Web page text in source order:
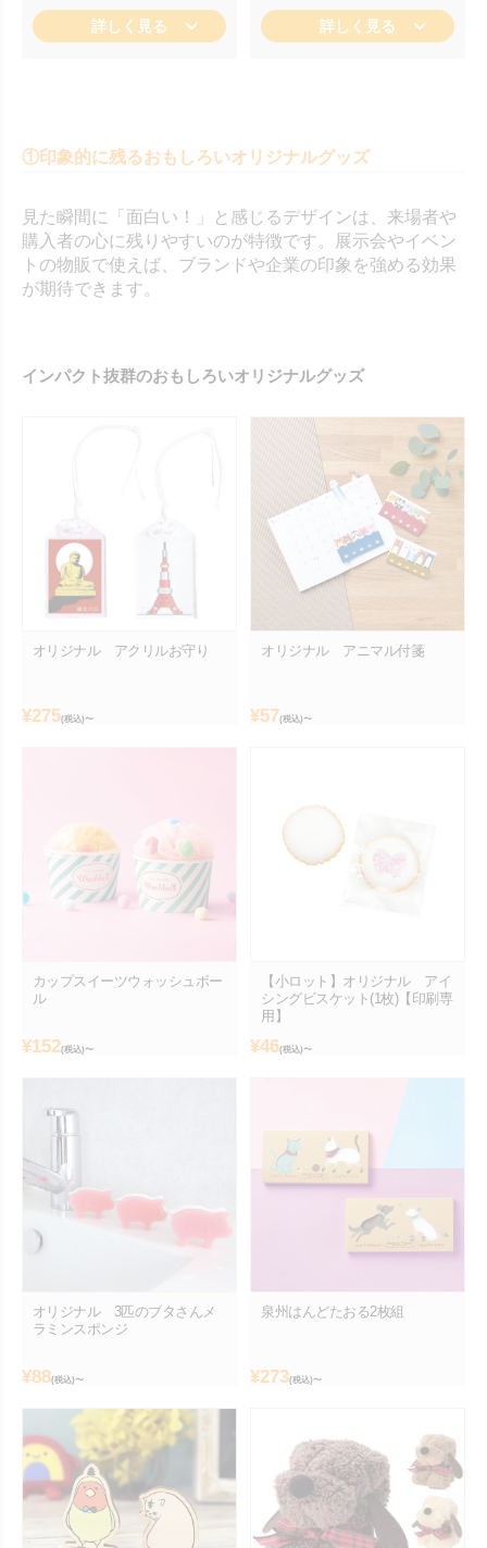
詳しく見る 詳しく見る
①印象的に残るおもしろいオリジナルグッズ
見た瞬間に「面白い！」と感じるデザインは、来場者や
購入者の心に残りやすいのが特徴です。展示会やイベン
トの物販で使えば、ブランドや企業の印象を強める効果
が期待できます。
インパクト抜群のおもしろいオリジナルグッズ
オリジナル アクリルお守り
¥275(税込)〜
オリジナル アニマル付箋
¥57(税込)〜
カップスイーツウォッシュボー
ル
¥152(税込)〜
【小ロット】オリジナル アイ
シングビスケット(1枚)【印刷専
用】
¥46(税込)〜
オリジナル 3匹のブタさんメ
ラミンスポンジ
¥88(税込)〜
泉州はんどたおる2枚組
¥273(税込)〜